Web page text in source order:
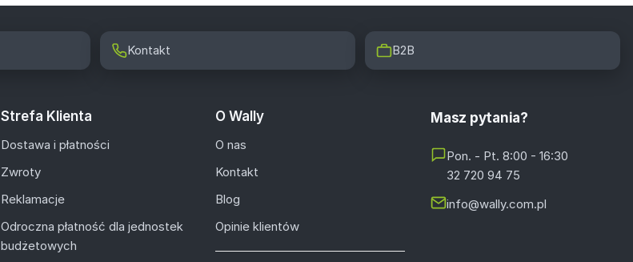
Kontakt B2B
Strefa Klienta
Dostawa i płatności
Zwroty
Reklamacje
Odroczna płatność dla jednostek
budżetowych
O Wally
O nas
Kontakt
Blog
Opinie klientów
Masz pytania?
Pon. - Pt. 8:00 - 16:30
32 720 94 75
info@wally.com.pl